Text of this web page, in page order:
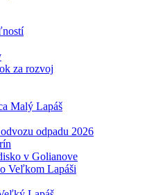
za rozvoj
Malý Lapáš
odpadu 2026
v Golianove
Veľkom Lapáši